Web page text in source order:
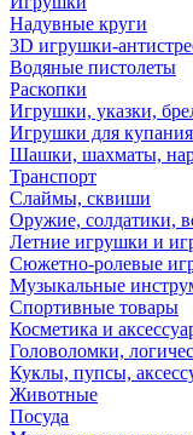
Надувные круги
3D игрушки-
Водяные пистолеты
Раскопки
Игрушки, указки,
Игрушки для купания
Шашки, шахматы,
Транспорт
Слаймы, сквиши
Оружие, солдатики,
Летние игрушки и
Сюжетно-ролевые
Музыкальные
Спортивные товары
Косметика и
Головоломки,
Куклы, пупсы,
Животные
Посуда